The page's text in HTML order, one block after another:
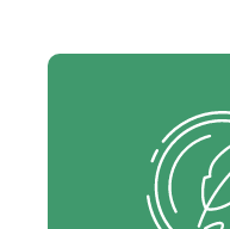
Nuestros
creencias
las verdades
área